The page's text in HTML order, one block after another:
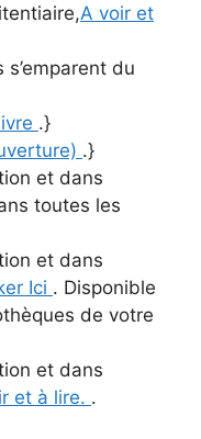
A voir et
du
.}
.}
et dans
toutes les
et dans
Ici . Disponible
de votre
et dans
et à lire. .